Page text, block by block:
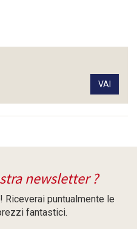
newsletter ?
Riceverai puntualmente le
fantastici.